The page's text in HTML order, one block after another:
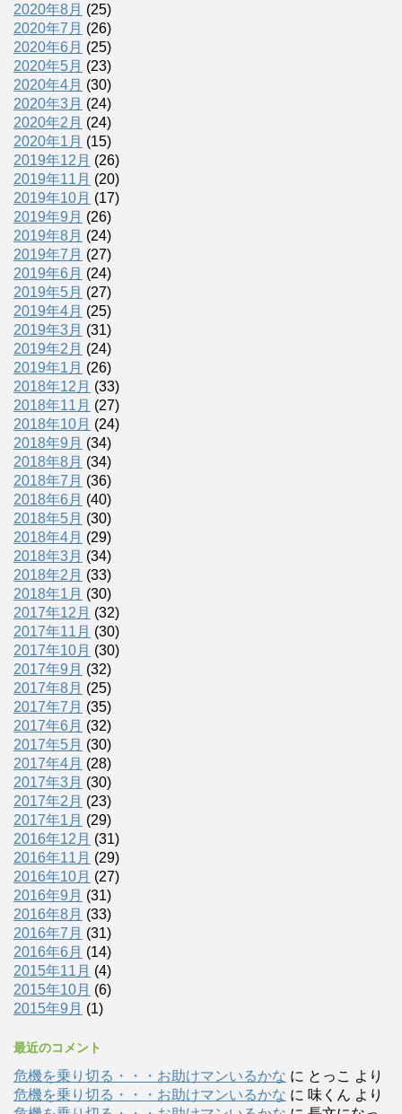
2020年8月 (25)
2020年7月 (26)
2020年6月 (25)
2020年5月 (23)
2020年4月 (30)
2020年3月 (24)
2020年2月 (24)
2020年1月 (15)
2019年12月 (26)
2019年11月 (20)
2019年10月 (17)
2019年9月 (26)
2019年8月 (24)
2019年7月 (27)
2019年6月 (24)
2019年5月 (27)
2019年4月 (25)
2019年3月 (31)
2019年2月 (24)
2019年1月 (26)
2018年12月 (33)
2018年11月 (27)
2018年10月 (24)
2018年9月 (34)
2018年8月 (34)
2018年7月 (36)
2018年6月 (40)
2018年5月 (30)
2018年4月 (29)
2018年3月 (34)
2018年2月 (33)
2018年1月 (30)
2017年12月 (32)
2017年11月 (30)
2017年10月 (30)
2017年9月 (32)
2017年8月 (25)
2017年7月 (35)
2017年6月 (32)
2017年5月 (30)
2017年4月 (28)
2017年3月 (30)
2017年2月 (23)
2017年1月 (29)
2016年12月 (31)
2016年11月 (29)
2016年10月 (27)
2016年9月 (31)
2016年8月 (33)
2016年7月 (31)
2016年6月 (14)
2015年11月 (4)
2015年10月 (6)
2015年9月 (1)
最近のコメント
危機を乗り切る・・・お助けマンいるかな に とっこ より
危機を乗り切る・・・お助けマンいるかな に 味くん より